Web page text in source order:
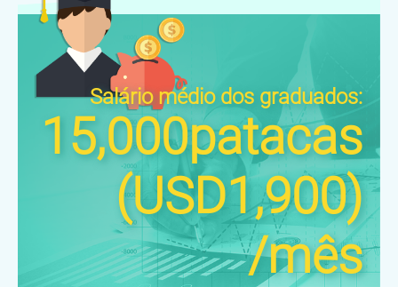
Salário médio dos graduados:
15,000patacas
(USD1,900)
/mês